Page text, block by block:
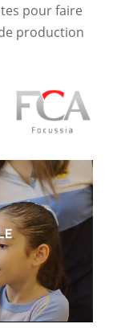
pour faire
production